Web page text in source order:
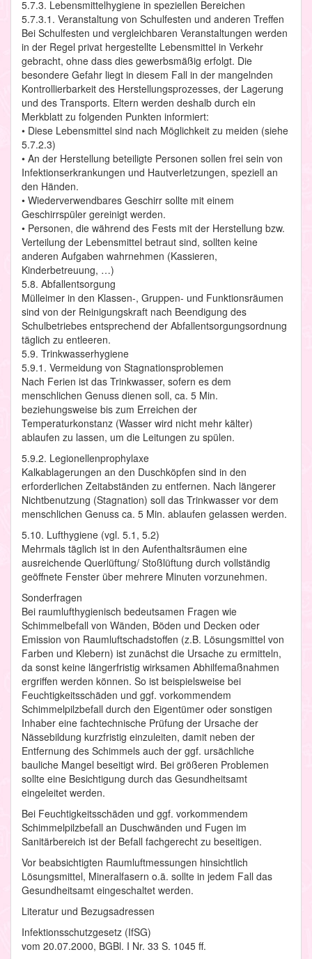
5.7.3. Lebensmittelhygiene in speziellen Bereichen
5.7.3.1. Veranstaltung von Schulfesten und anderen Treffen
Bei Schulfesten und vergleichbaren Veranstaltungen werden
in der Regel privat hergestellte Lebensmittel in Verkehr
gebracht, ohne dass dies gewerbsmäßig erfolgt. Die
besondere Gefahr liegt in diesem Fall in der mangelnden
Kontrollierbarkeit des Herstellungsprozesses, der Lagerung
und des Transports. Eltern werden deshalb durch ein
Merkblatt zu folgenden Punkten informiert:
• Diese Lebensmittel sind nach Möglichkeit zu meiden (siehe
5.7.2.3)
• An der Herstellung beteiligte Personen sollen frei sein von
Infektionserkrankungen und Hautverletzungen, speziell an
den Händen.
• Wiederverwendbares Geschirr sollte mit einem
Geschirrspüler gereinigt werden.
• Personen, die während des Fests mit der Herstellung bzw.
Verteilung der Lebensmittel betraut sind, sollten keine
anderen Aufgaben wahrnehmen (Kassieren,
Kinderbetreuung, …)
5.8. Abfallentsorgung
Mülleimer in den Klassen-, Gruppen- und Funktionsräumen
sind von der Reinigungskraft nach Beendigung des
Schulbetriebes entsprechend der Abfallentsorgungsordnung
täglich zu entleeren.
5.9. Trinkwasserhygiene
5.9.1. Vermeidung von Stagnationsproblemen
Nach Ferien ist das Trinkwasser, sofern es dem
menschlichen Genuss dienen soll, ca. 5 Min.
beziehungsweise bis zum Erreichen der
Temperaturkonstanz (Wasser wird nicht mehr kälter)
ablaufen zu lassen, um die Leitungen zu spülen.
5.9.2. Legionellenprophylaxe
Kalkablagerungen an den Duschköpfen sind in den
erforderlichen Zeitabständen zu entfernen. Nach längerer
Nichtbenutzung (Stagnation) soll das Trinkwasser vor dem
menschlichen Genuss ca. 5 Min. ablaufen gelassen werden.
5.10. Lufthygiene (vgl. 5.1, 5.2)
Mehrmals täglich ist in den Aufenthaltsräumen eine
ausreichende Querlüftung/ Stoßlüftung durch vollständig
geöffnete Fenster über mehrere Minuten vorzunehmen.
Sonderfragen
Bei raumlufthygienisch bedeutsamen Fragen wie
Schimmelbefall von Wänden, Böden und Decken oder
Emission von Raumluftschadstoffen (z.B. Lösungsmittel von
Farben und Klebern) ist zunächst die Ursache zu ermitteln,
da sonst keine längerfristig wirksamen Abhilfemaßnahmen
ergriffen werden können. So ist beispielsweise bei
Feuchtigkeitsschäden und ggf. vorkommendem
Schimmelpilzbefall durch den Eigentümer oder sonstigen
Inhaber eine fachtechnische Prüfung der Ursache der
Nässebildung kurzfristig einzuleiten, damit neben der
Entfernung des Schimmels auch der ggf. ursächliche
bauliche Mangel beseitigt wird. Bei größeren Problemen
sollte eine Besichtigung durch das Gesundheitsamt
eingeleitet werden.
Bei Feuchtigkeitsschäden und ggf. vorkommendem
Schimmelpilzbefall an Duschwänden und Fugen im
Sanitärbereich ist der Befall fachgerecht zu beseitigen.
Vor beabsichtigten Raumluftmessungen hinsichtlich
Lösungsmittel, Mineralfasern o.ä. sollte in jedem Fall das
Gesundheitsamt eingeschaltet werden.
Literatur und Bezugsadressen
Infektionsschutzgesetz (IfSG)
vom 20.07.2000, BGBl. I Nr. 33 S. 1045 ff.